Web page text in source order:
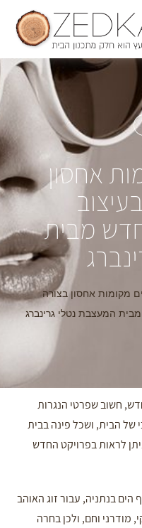
אחסון
מבית
מקומות אחסון בצורה
המעצבת נטלי גרינברג
חשוב שפרטי הנגרות
של הבית, ושכל פינה בבית
לראות בפרויקט החדש
הים בנתניה, עבור זוג האוהב
מודרני וחם, ולכן בחרה